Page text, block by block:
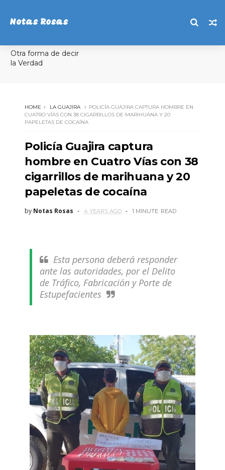
Notas Rosas
Otra forma de decir
la Verdad
HOME LA GUAJIRA
POLICÍA GUAJIRA CAPTURA HOMBRE EN
CUATRO VÍAS CON 38 CIGARRILLOS DE MARIHUANA Y 20
PAPELETAS DE COCAÍNA
Policía Guajira captura
hombre en Cuatro Vías con 38
cigarrillos de marihuana y 20
papeletas de cocaína
by Notas Rosas 4 YEARS AGO 1 MINUTE READ
Esta persona deberá responder
ante las autoridades, por el Delito
de Tráfico, Fabricación y Porte de
Estupefacientes